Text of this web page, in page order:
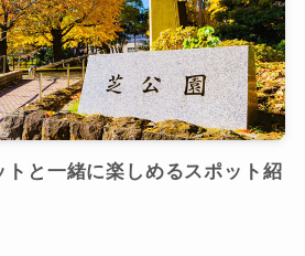
トと一緒に楽しめるスポット紹